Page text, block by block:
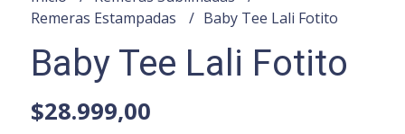
Remeras Estampadas
Baby Tee Lali Fotito
Baby Tee Lali Fotito
$28.999,00